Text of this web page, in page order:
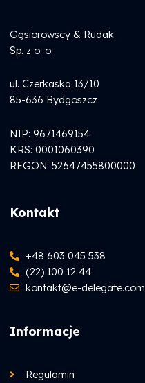
Gąsiorowscy & Rudak
Sp. z o. o.
ul. Czerkaska 13/10
85-636 Bydgoszcz
NIP: 9671469154
KRS: 0001060390
REGON: 52647455800000
Kontakt
+48 603 045 538
(22) 100 12 44
kontakt@e-delegate.com
Informacje
Regulamin